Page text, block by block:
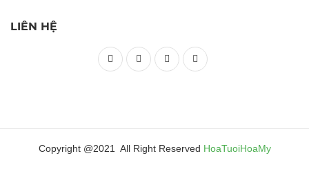
LIÊN HỆ
Copyright @2021 All Right Reserved HoaTuoiHoaMy